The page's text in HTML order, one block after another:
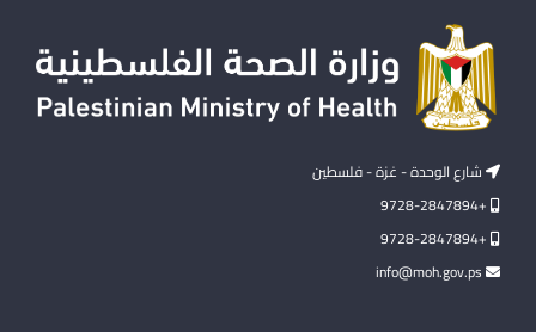
شارع الوحدة - غزة - فلسطين
+9728-2847894
+9728-2847894